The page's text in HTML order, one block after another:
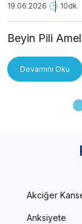
19.06.2026 10dk.
Beyin Pili
Devamını Oku
Akciğer
Anksiyete